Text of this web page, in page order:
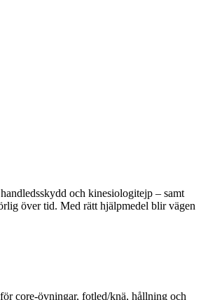
och kinesiologitejp – samt
över tid. Med rätt hjälpmedel blir vägen
core-övningar, fotled/knä, hållning och